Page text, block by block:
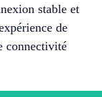
stable et
de
connectivité